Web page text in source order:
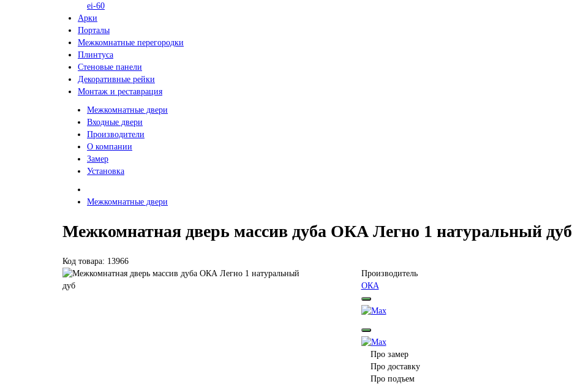
ei-60
Арки
Порталы
Межкомнатные перегородки
Плинтуса
Стеновые панели
Декоративные рейки
Монтаж и реставрация
Межкомнатные двери
Входные двери
Производители
О компании
Замер
Установка
Межкомнатные двери
Межкомнатная дверь массив дуба ОКА Легно 1 натуральный дуб
Код товара: 13966
Производитель
ОКА
Про замер
Про доставку
Про подъем